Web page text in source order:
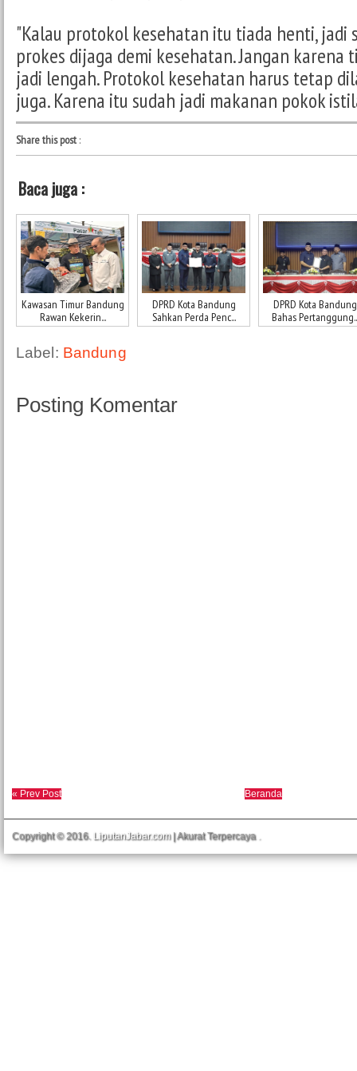
"Kalau protokol kesehatan itu tiada henti, jadi
prokes dijaga demi kesehatan. Jangan karena
jadi lengah. Protokol kesehatan harus tetap
juga. Karena itu sudah jadi makanan pokok
Share this post:
Baca juga :
Kawasan Timur Bandung
Rawan Kekerin...
DPRD Kota Bandung
Sahkan Perda Penc...
DPRD Kota Bandung
Bahas
Label: Bandung
Posting Komentar
« Prev Post Beranda
Copyright © 2016. LiputanJabar.com| Akurat Terpercaya